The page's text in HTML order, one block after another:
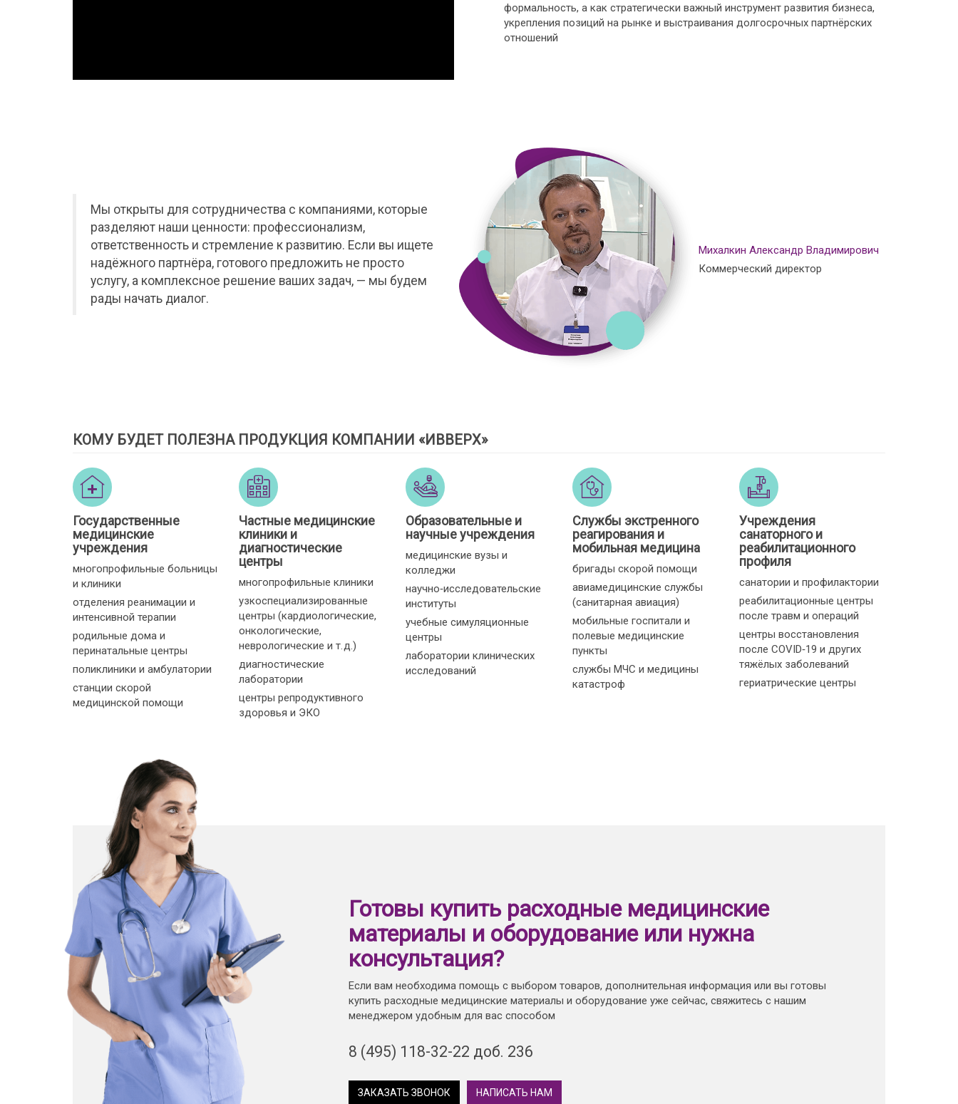
формальность, а как стратегически важный инструмент развития бизнеса,
укрепления позиций на рынке и выстраивания долгосрочных партнёрских
отношений
Мы открыты для сотрудничества с компаниями, которые
разделяют наши ценности: профессионализм,
ответственность и стремление к развитию. Если вы ищете
надёжного партнёра, готового предложить не просто
услугу, а комплексное решение ваших задач, — мы будем
рады начать диалог.
Михалкин Александр Владимирович
Коммерческий директор
КОМУ БУДЕТ ПОЛЕЗНА ПРОДУКЦИЯ КОМПАНИИ «ИВВЕРХ»
Государственные
медицинские
учреждения
многопрофильные больницы
и клиники
отделения реанимации и
интенсивной терапии
родильные дома и
перинатальные центры
поликлиники и амбулатории
станции скорой
медицинской помощи
Частные медицинские
клиники и
диагностические
центры
многопрофильные клиники
узкоспециализированные
центры (кардиологические,
онкологические,
неврологические и т. д.)
диагностические
лаборатории
центры репродуктивного
здоровья и ЭКО
Образовательные и
научные учреждения
медицинские вузы и
колледжи
научно‑исследовательские
институты
учебные симуляционные
центры
лаборатории клинических
исследований
Службы экстренного
реагирования и
мобильная медицина
бригады скорой помощи
авиамедицинские службы
(санитарная авиация)
мобильные госпитали и
полевые медицинские
пункты
службы МЧС и медицины
катастроф
Учреждения
санаторного и
реабилитационного
профиля
санатории и профилактории
реабилитационные центры
после травм и операций
центры восстановления
после COVID‑19 и других
тяжёлых заболеваний
гериатрические центры
Готовы купить расходные медицинские
материалы и оборудование или нужна
консультация?
Если вам необходима помощь с выбором товаров, дополнительная информация или вы готовы
купить расходные медицинские материалы и оборудование уже сейчас, свяжитесь с нашим
менеджером удобным для вас способом
8 (495) 118-32-22 доб. 236
ЗАКАЗАТЬ ЗВОНОК НАПИСАТЬ НАМ